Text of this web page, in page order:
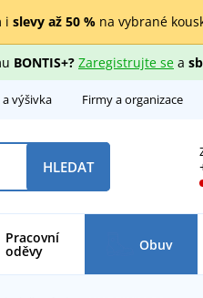
i slevy až 50 %na vybrané
BONTIS+? Zaregistrujte sea
výšivka Firmy a organizace
HLEDAT
Pracovní
oděvy Obuv